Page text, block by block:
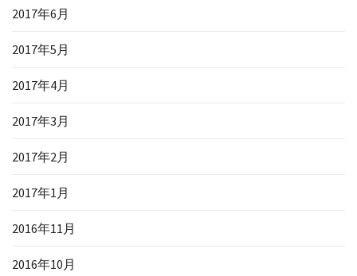
2017年6月
2017年5月
2017年4月
2017年3月
2017年2月
2017年1月
2016年11月
2016年10月